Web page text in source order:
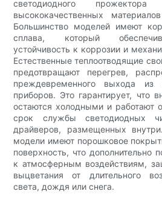
светодиодного
высококачественных
Большинство моделей имеют
сплава, который
устойчивость к коррозии и
Естественные теплоотводящие
предотвращают перегрев,
преждевременного выхода из
приборов. Это гарантирует, что
остаются холодными и работают
срок службы светодиодных
драйверов, размещенных
модели имеют порошковое
поверхность, что дополнительно
к атмосферным воздействиям,
выцветания от длительного
света, дождя или снега.